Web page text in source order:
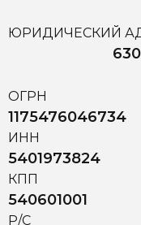
ЮРИДИЧЕСКИЙ
ОГРН
1175476046734
ИНН
5401973824
КПП
540601001
Р/С